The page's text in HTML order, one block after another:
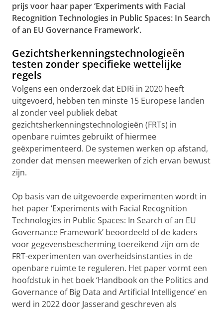
prijs voor haar paper ‘Experiments with Facial
Recognition Technologies in Public Spaces: In Search
of an EU Governance Framework’.
Gezichtsherkenningstechnologieën
testen zonder specifieke wettelijke
regels
Volgens een onderzoek dat EDRi in 2020 heeft
uitgevoerd, hebben ten minste 15 Europese landen
al zonder veel publiek debat
gezichtsherkenningstechnologieën (FRTs) in
openbare ruimtes gebruikt of hiermee
geëxperimenteerd. De systemen werken op afstand,
zonder dat mensen meewerken of zich ervan bewust
zijn.
Op basis van de uitgevoerde experimenten wordt in
het paper ‘Experiments with Facial Recognition
Technologies in Public Spaces: In Search of an EU
Governance Framework’ beoordeeld of de kaders
voor gegevensbescherming toereikend zijn om de
FRT-experimenten van overheidsinstanties in de
openbare ruimte te reguleren. Het paper vormt een
hoofdstuk in het boek ‘Handbook on the Politics and
Governance of Big Data and Artificial Intelligence’ en
werd in 2022 door Jasserand geschreven als